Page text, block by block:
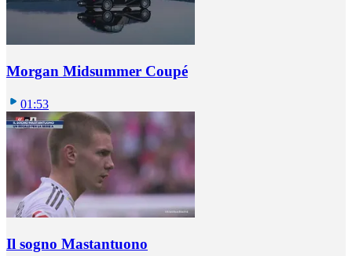
Morgan Midsummer Coupé
01:53
Il sogno Mastantuono